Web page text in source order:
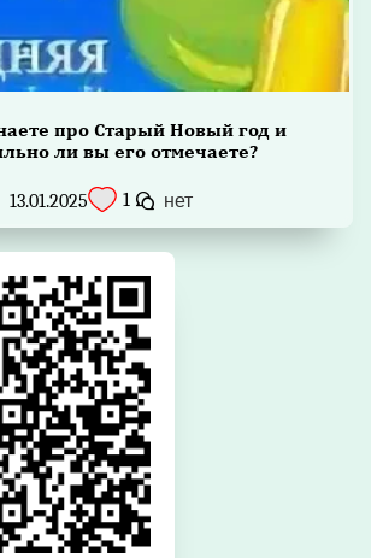
про Старый Новый год и
ли вы его отмечаете?
13.01.2025 1 нет